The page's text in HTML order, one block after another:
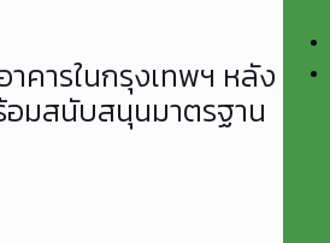
คารในกรุงเทพฯ หลัง
มสนับสนุนมาตรฐาน